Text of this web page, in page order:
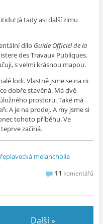
Já tady asi další zimu
dílo Guide Officiel de la
des Travaux Publiques.
s velmi krásnou mapou.
lodi. Vlastně jsme se na ni
dobře stavěná. Má dvě
prostoru. Také má
A je na prodej. A my jsme si
tohoto příběhu. Ve
začíná.
melancholie
11 komentářů
Další »